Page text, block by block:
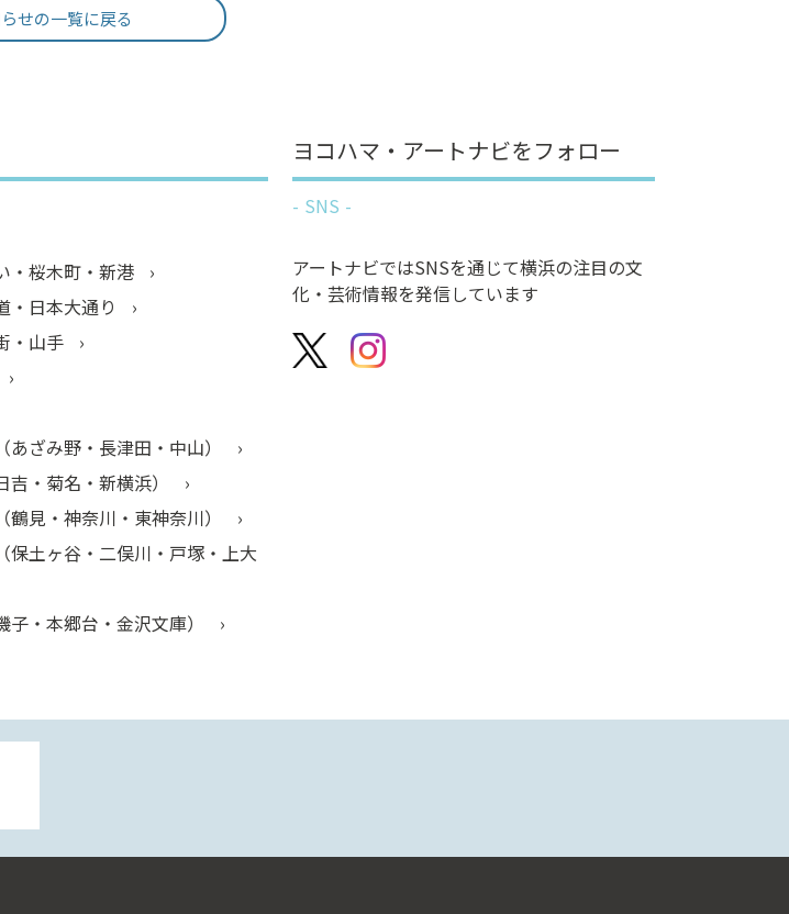
せの一覧に戻る
・桜木町・新港
・日本大通り
・山手
あざみ野・長津田・中山）
吉・菊名・新横浜）
鶴見・神奈川・東神奈川）
保土ヶ谷・二俣川・戸塚・上大
子・本郷台・金沢文庫）
ヨコハマ・アートナビをフォロー
SNS
アートナビではSNSを通じて横浜の注目の文
化・芸術情報を発信しています